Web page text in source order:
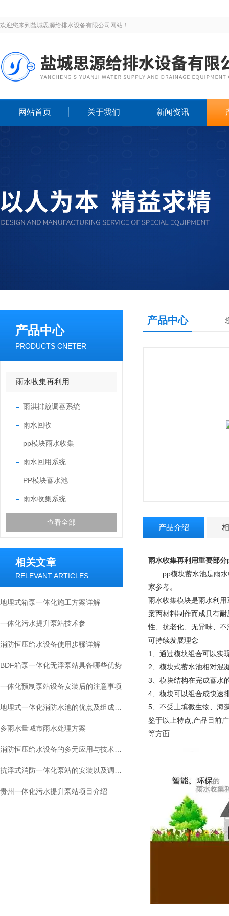
欢迎您来到盐城思源给排水设备有限公司网站！
网站首页 关于我们 新闻资讯
产品中心
PRODUCTS CNETER
雨水收集再利用
雨洪排放调蓄系统
雨水回收
pp模块雨水收集
雨水回用系统
PP模块蓄水池
雨水收集系统
查看全部
相关文章
RELEVANT ARTICLES
地埋式箱泵一体化施工方案详解
一体化污水提升泵站技术参
消防恒压给水设备使用步骤详解
BDF箱泵一体化无浮泵站具备哪些优势
一体化预制泵站设备安装后的注意事项
多雨水量城市雨水处理方案
贵州一体化污水提升泵站项目介绍
产品中心
产品介绍
雨水收集再利用重要部
pp模块蓄水池是雨水
家参考。
雨水收集模块是雨水利
案丙材料制作而成具有
性、抗老化、无异味、
可持续发展理念
1、通过模块组合可以实
2、模块式蓄水池相对混
3、模块结构在完成蓄水
4、模块可以组合成快速
5、不受土填微生物、海
鉴于以上特点,产品目前
等方面